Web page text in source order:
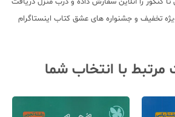
ویژه تخفیف و جشنواره های عشق کتاب اینستاگرام
با انتخاب شما